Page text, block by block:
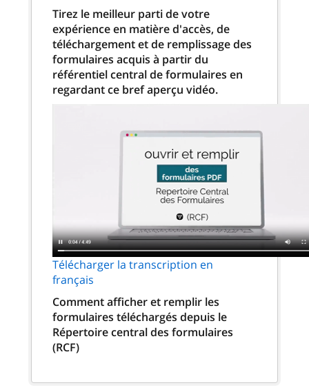
Tirez le meilleur parti de votre
expérience en matière d'accès, de
téléchargement et de remplissage des
formulaires acquis à partir du
référentiel central de formulaires en
regardant ce bref aperçu vidéo.
Télécharger la transcription en
français
Comment afficher et remplir les
formulaires téléchargés depuis le
Répertoire central des formulaires
(RCF)